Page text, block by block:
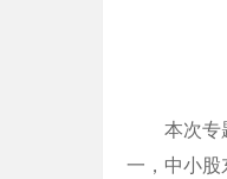
本次专
一，中小股